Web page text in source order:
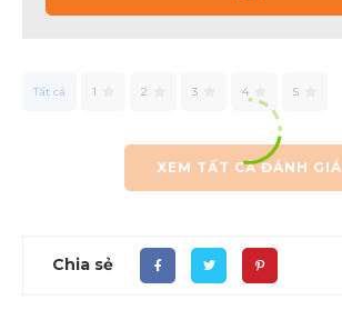
Tất cả 1 2 3 4 5
XEM TẤT CẢ ĐÁNH GIÁ
Chia sẻ